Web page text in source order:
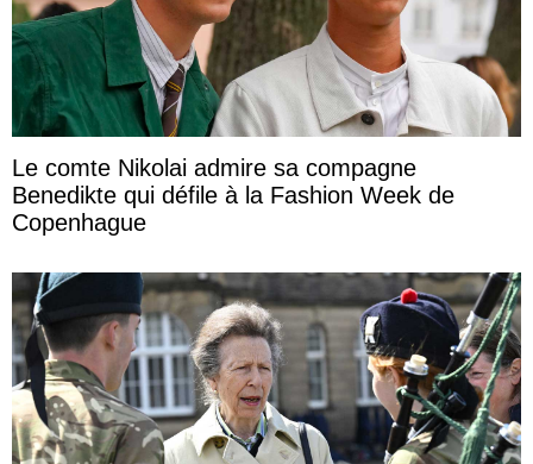
Le comte Nikolai admire sa compagne
Benedikte qui défile à la Fashion Week de
Copenhague